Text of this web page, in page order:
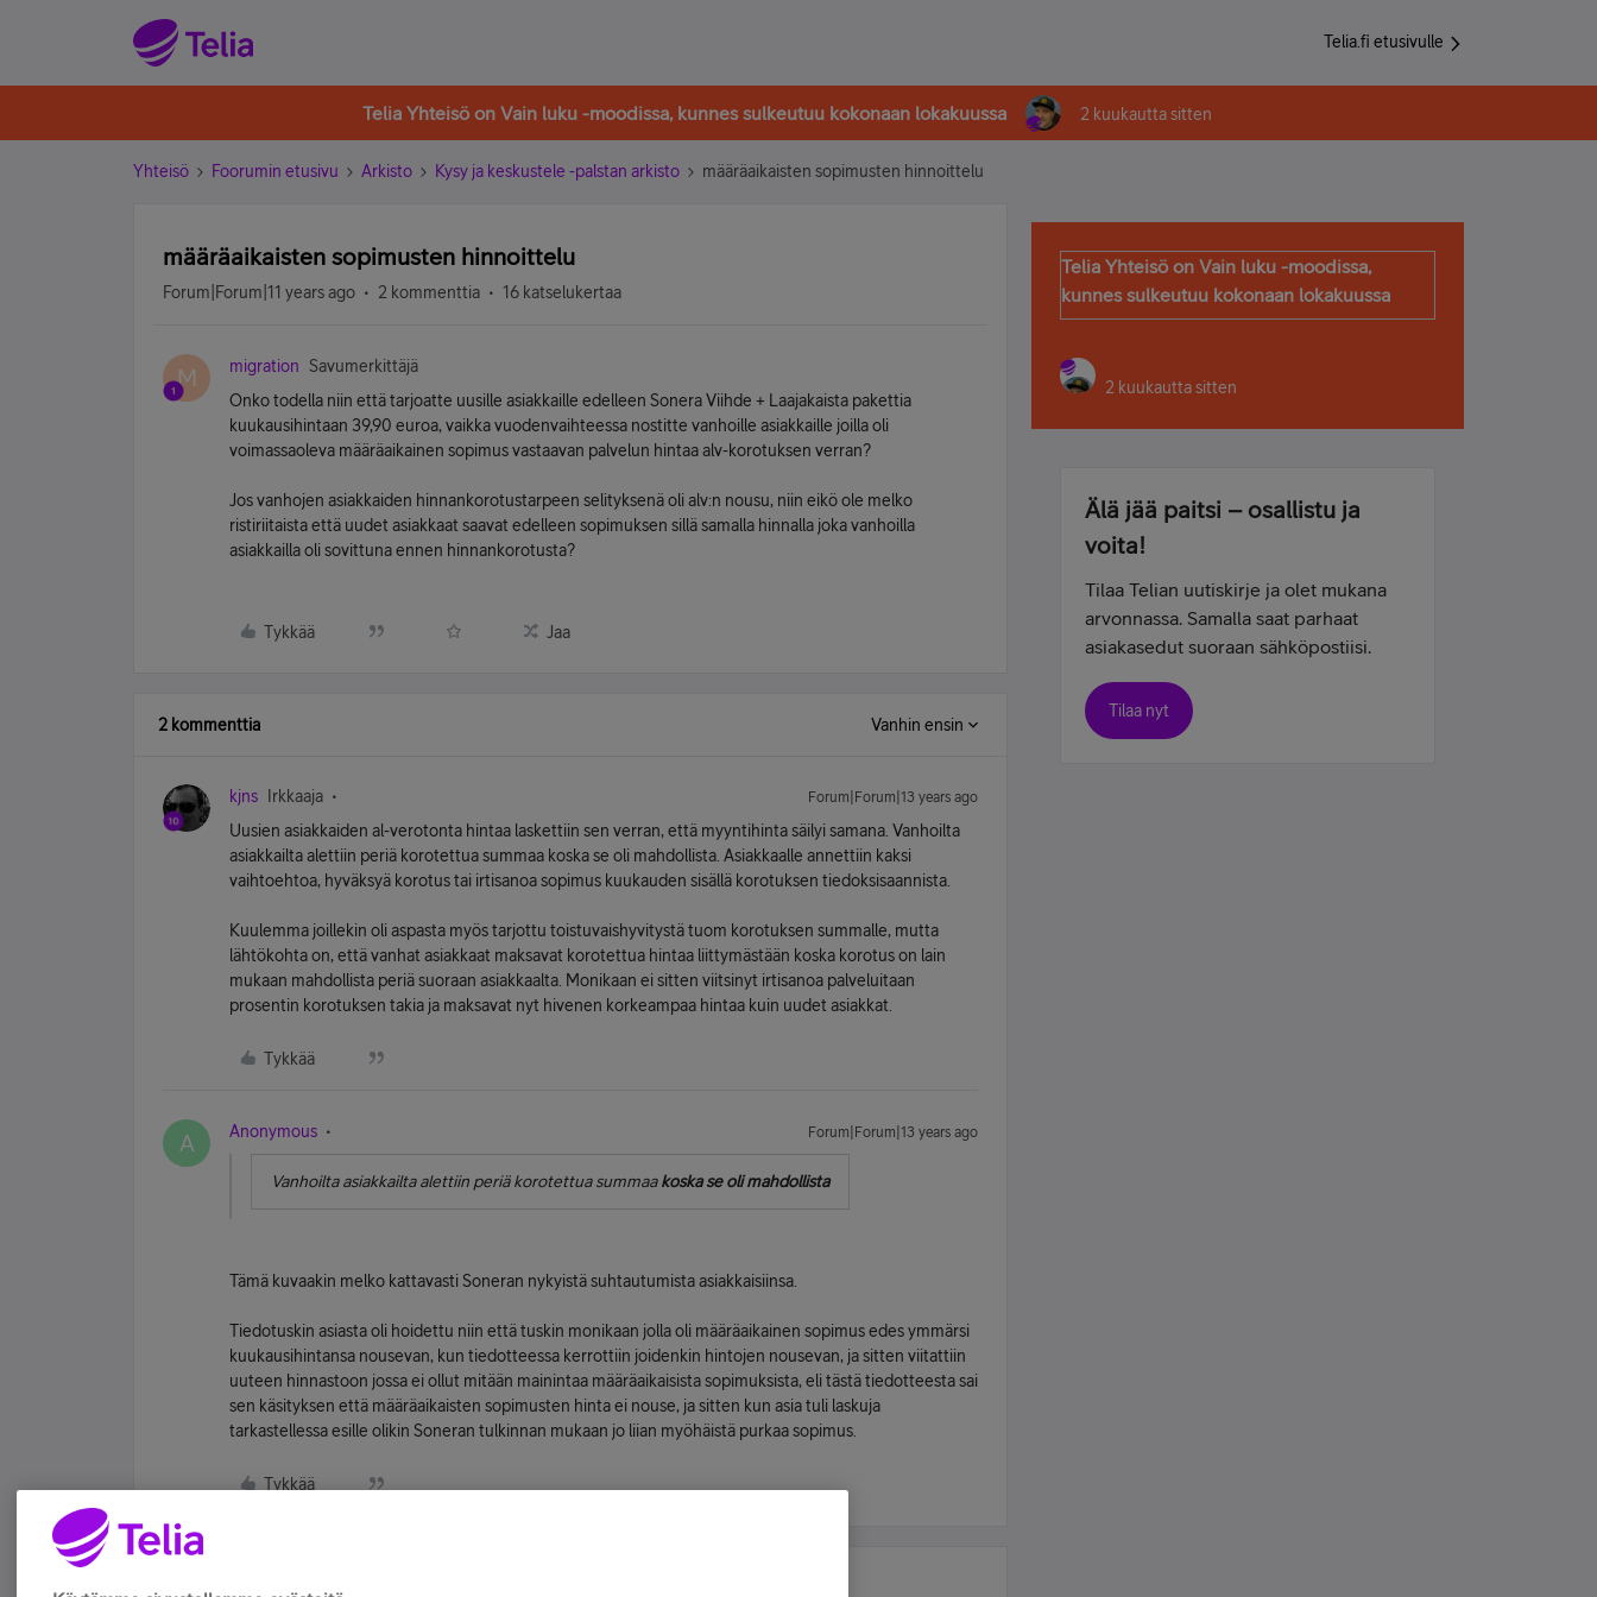
Telia.fi etusivulle
Telia Yhteisö on Vain luku -moodissa, kunnes sulkeutuu kokonaan lokakuussa 2 kuukautta sitten
Yhteisö Foorumin etusivu Arkisto Kysy ja keskustele -palstan arkisto määräaikaisten sopimusten hinnoittelu
määräaikaisten sopimusten hinnoittelu
Forum|Forum|11 years ago 2 kommenttia 16 katselukertaa
M migration
Savumerkittäjä
Onko todella niin että tarjoatte uusille asiakkaille edelleen Sonera Viihde + Laajakaista pakettia
kuukausihintaan 39,90 euroa, vaikka vuodenvaihteessa nostitte vanhoille asiakkaille joilla oli
voimassaoleva määräaikainen sopimus vastaavan palvelun hintaa alv-korotuksen verran?
Jos vanhojen asiakkaiden hinnankorotustarpeen selityksenä oli alv:n nousu, niin eikö ole melko
ristiriitaista että uudet asiakkaat saavat edelleen sopimuksen sillä samalla hinnalla joka vanhoilla
asiakkailla oli sovittuna ennen hinnankorotusta?
Tykkää Jaa
2 kommenttia Vanhin ensin
kjns Irkkaaja Forum|Forum|13 years ago
Uusien asiakkaiden al-verotonta hintaa laskettiin sen verran, että myyntihinta säilyi samana. Vanhoilta
asiakkailta alettiin periä korotettua summaa koska se oli mahdollista. Asiakkaalle annettiin kaksi
vaihtoehtoa, hyväksyä korotus tai irtisanoa sopimus kuukauden sisällä korotuksen tiedoksisaannista.
Kuulemma joillekin oli aspasta myös tarjottu toistuvaishyvitystä tuom korotuksen summalle, mutta
lähtökohta on, että vanhat asiakkaat maksavat korotettua hintaa liittymästään koska korotus on lain
mukaan mahdollista periä suoraan asiakkaalta. Monikaan ei sitten viitsinyt irtisanoa palveluitaan
prosentin korotuksen takia ja maksavat nyt hivenen korkeampaa hintaa kuin uudet asiakkat.
Tykkää
A Anonymous Forum|Forum|13 years ago
Vanhoilta asiakkailta alettiin periä korotettua summaakoska se oli mahdollista
Tämä kuvaakin melko kattavasti Soneran nykyistä suhtautumista asiakkaisiinsa.
Tiedotuskin asiasta oli hoidettu niin että tuskin monikaan jolla oli määräaikainen sopimus edes ymmärsi
kuukausihintansa nousevan, kun tiedotteessa kerrottiin joidenkin hintojen nousevan, ja sitten viitattiin
uuteen hinnastoon jossa ei ollut mitään mainintaa määräaikaisista sopimuksista, eli tästä tiedotteesta sai
sen käsityksen että määräaikaisten sopimusten hinta ei nouse, ja sitten kun asia tuli laskuja
tarkastellessa esille olikin Soneran tulkinnan mukaan jo liian myöhäistä purkaa sopimus.
Tykkää
Telia Yhteisö on Vain luku -moodissa,
kunnes sulkeutuu kokonaan lokakuussa
2 kuukautta sitten
Älä jää paitsi – osallistu ja
voita!
Tilaa Telian uutiskirje ja olet mukana
arvonnassa. Samalla saat parhaat
asiakasedut suoraan sähköpostiisi.
Tilaa nyt